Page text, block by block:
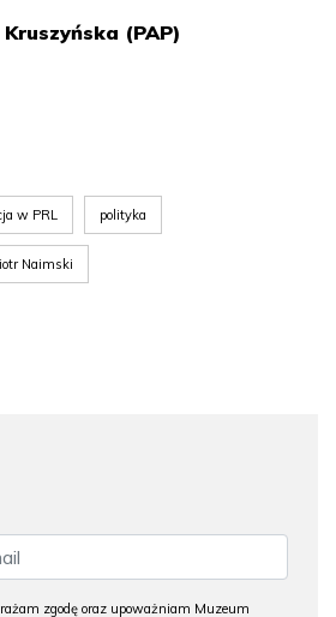
(PAP)
w PRL polityka
Naimski
zgodę oraz upoważniam Muzeum